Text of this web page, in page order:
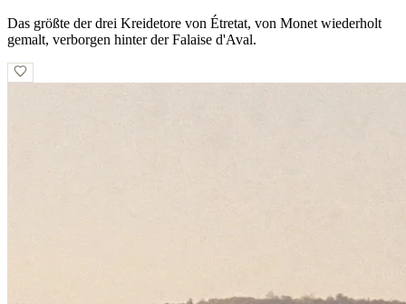
Das größte der drei Kreidetore von Étretat, von Monet wiederholt
gemalt, verborgen hinter der Falaise d'Aval.